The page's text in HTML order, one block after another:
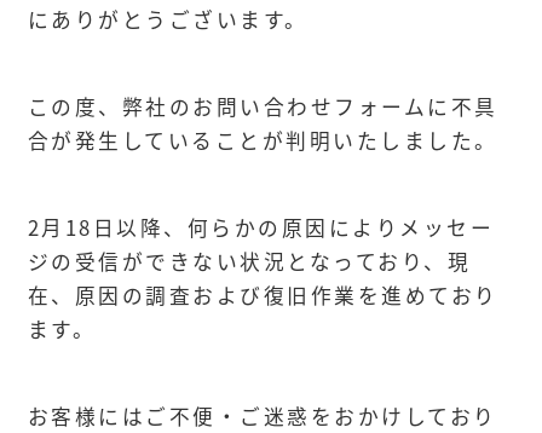
にありがとうございます。
この度、弊社のお問い合わせフォームに不具
合が発生していることが判明いたしました。
2月18日以降、何らかの原因によりメッセー
ジの受信ができない状況となっており、現
在、原因の調査および復旧作業を進めており
ます。
お客様にはご不便・ご迷惑をおかけしており